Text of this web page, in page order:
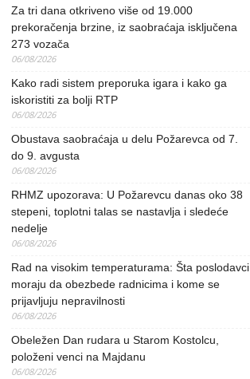
Za tri dana otkriveno više od 19.000
prekoračenja brzine, iz saobraćaja isključena
273 vozača
06/08/2026
Kako radi sistem preporuka igara i kako ga
iskoristiti za bolji RTP
06/08/2026
Obustava saobraćaja u delu Požarevca od 7.
do 9. avgusta
06/08/2026
RHMZ upozorava: U Požarevcu danas oko 38
stepeni, toplotni talas se nastavlja i sledeće
nedelje
06/08/2026
Rad na visokim temperaturama: Šta poslodavci
moraju da obezbede radnicima i kome se
prijavljuju nepravilnosti
06/08/2026
Obeležen Dan rudara u Starom Kostolcu,
položeni venci na Majdanu
06/08/2026